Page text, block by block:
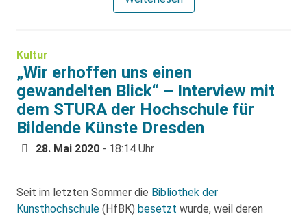
Kultur
„Wir erhoffen uns einen
gewandelten Blick“ – Interview mit
dem STURA der Hochschule für
Bildende Künste Dresden
28. Mai 2020 - 18:14 Uhr
Seit im letzten Sommer die Bibliothek der
Kunsthochschule (HfBK) besetzt wurde, weil deren